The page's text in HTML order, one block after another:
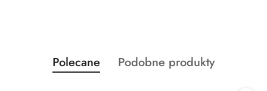
Pomiń karuzelę produktów
Produkty
o
Polecane
Produkty
Podobne produkty